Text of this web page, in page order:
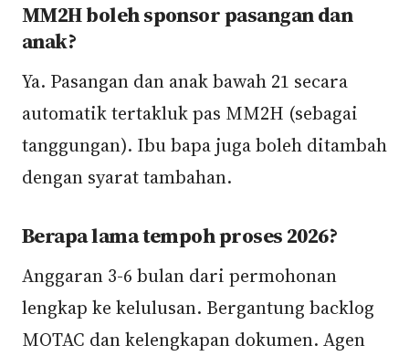
MM2H boleh sponsor pasangan dan
anak?
Ya. Pasangan dan anak bawah 21 secara
automatik tertakluk pas MM2H (sebagai
tanggungan). Ibu bapa juga boleh ditambah
dengan syarat tambahan.
Berapa lama tempoh proses 2026?
Anggaran 3-6 bulan dari permohonan
lengkap ke kelulusan. Bergantung backlog
MOTAC dan kelengkapan dokumen. Agen